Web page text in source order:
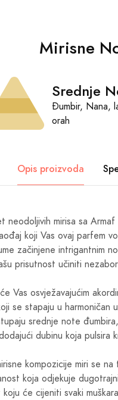
Mirisne
Srednje
Đumbir, Nana,
orah
Opis proizvoda
mirisa sa
koji Vas ovaj parfem
začinjene intrigantnim
prisutnost učiniti
Vas osvježavajućim
se stapaju u harmoničan
srednje note
dubinu koja pulsira
kompozicije miri se
koja odjekuje
će cijeniti svaki